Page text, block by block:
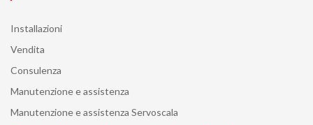
Installazioni
Vendita
Consulenza
Manutenzione e assistenza
Manutenzione e assistenza Servoscala